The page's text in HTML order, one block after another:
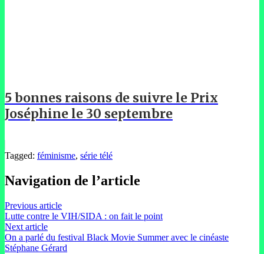
5 bonnes raisons de suivre le Prix
Joséphine le 30 septembre
Tagged: féminisme, série télé
Navigation de l’article
Previous article
Lutte contre le VIH/SIDA : on fait le point
Next article
On a parlé du festival Black Movie Summer avec le cinéaste
Stéphane Gérard